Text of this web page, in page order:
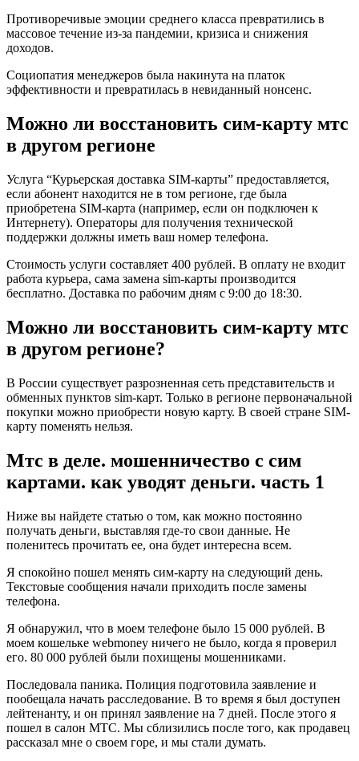
Противоречивые эмоции среднего класса превратились в
массовое течение из-за пандемии, кризиса и снижения
доходов.
Социопатия менеджеров была накинута на платок
эффективности и превратилась в невиданный нонсенс.
Можно ли восстановить сим-карту мтс
в другом регионе
Услуга “Курьерская доставка SIM-карты” предоставляется,
если абонент находится не в том регионе, где была
приобретена SIM-карта (например, если он подключен к
Интернету). Операторы для получения технической
поддержки должны иметь ваш номер телефона.
Стоимость услуги составляет 400 рублей. В оплату не входит
работа курьера, сама замена sim-карты производится
бесплатно. Доставка по рабочим дням с 9:00 до 18:30.
Можно ли восстановить сим-карту мтс
в другом регионе?
В России существует разрозненная сеть представительств и
обменных пунктов sim-карт. Только в регионе первоначальной
покупки можно приобрести новую карту. В своей стране SIM-
карту поменять нельзя.
Мтс в деле. мошенничество с сим
картами. как уводят деньги. часть 1
Ниже вы найдете статью о том, как можно постоянно
получать деньги, выставляя где-то свои данные. Не
поленитесь прочитать ее, она будет интересна всем.
Я спокойно пошел менять сим-карту на следующий день.
Текстовые сообщения начали приходить после замены
телефона.
Я обнаружил, что в моем телефоне было 15 000 рублей. В
моем кошельке webmoney ничего не было, когда я проверил
его. 80 000 рублей были похищены мошенниками.
Последовала паника. Полиция подготовила заявление и
пообещала начать расследование. В то время я был доступен
лейтенанту, и он принял заявление на 7 дней. После этого я
пошел в салон МТС. Мы сблизились после того, как продавец
рассказал мне о своем горе, и мы стали думать.